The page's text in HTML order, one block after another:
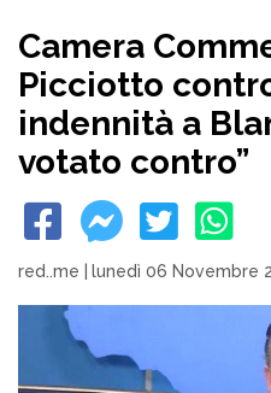
Camera
Picciotto
indennità a
votato contro”
red..me lunedì 06 Novembre